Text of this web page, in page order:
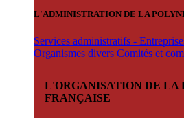
L'ADMINISTRATION DE LA
Services administratifs -
Organismes divers Comités et
L'ORGANISATION DE LA
FRANÇAISE